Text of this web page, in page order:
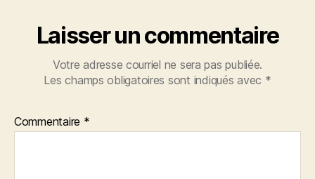
Laisser un commentaire
Votre adresse courriel ne sera pas publiée.
Les champs obligatoires sont indiqués avec *
Commentaire *